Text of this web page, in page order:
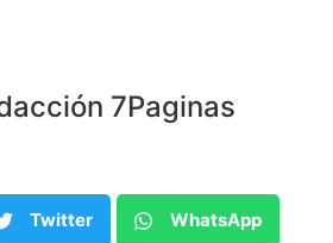
7Paginas
Twitter WhatsApp